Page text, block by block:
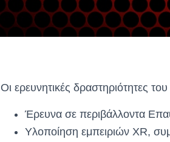
Οι ερευνητικές δραστηριότητες
Έρευνα σε περιβάλλοντα
Υλοποίηση εμπειριών XR,